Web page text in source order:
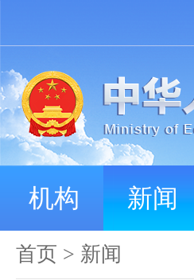
机构 新闻
首页 > 新闻